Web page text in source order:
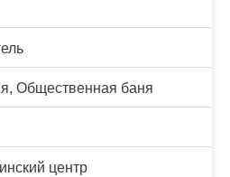
Общественная баня
центр